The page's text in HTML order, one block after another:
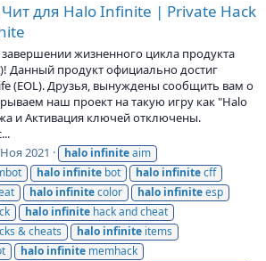
для Halo Infinite | Private Hack
жизненного цикла продукта
Данный продукт официально достиг
(EOL). Друзья, вынуждены сообщить вам о
наш проект на такую игру как "Halo
и Активация ключей отключены.
2021 halo infiniteaim
halo infinite bot halo infinitecff
halo infinitecolor halo infiniteesp
halo infinite hack and cheat
& cheats halo infinite items
halo infinite memhack